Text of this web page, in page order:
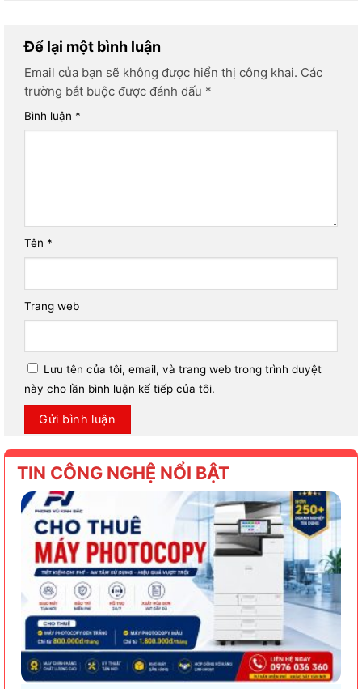
Để lại một bình luận
Email của bạn sẽ không được hiển thị công khai. Các
trường bắt buộc được đánh dấu *
Bình luận *
Tên *
Trang web
Lưu tên của tôi, email, và trang web trong trình duyệt
này cho lần bình luận kế tiếp của tôi.
TIN CÔNG NGHỆ NỔI BẬT